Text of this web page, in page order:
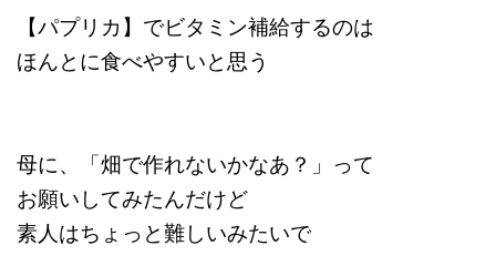
【パプリカ】でビタミン補給するのは
ほんとに食べやすいと思う
母に、「畑で作れないかなあ？」って
お願いしてみたんだけど
素人はちょっと難しいみたいで